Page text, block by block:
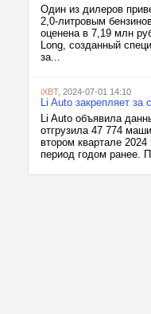
Один из дилеров
2,0-литровым
оценена в 7,19 млн
Long, созданный
за...
iXBT, 2024-07-01 14:10
Li Auto закрепляет
Li Auto объявила
отгрузила 47 774
втором квартале
период годом ранее.